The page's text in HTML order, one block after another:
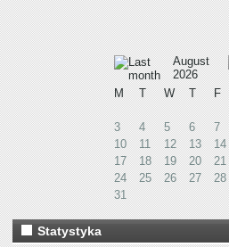
August
2026
M
T W T F
3
4 5 6 7
10
11 12 13 14
17
18 19 20 21
24
25 26 27 28
31
Statystyka